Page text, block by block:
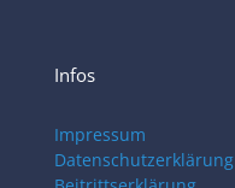
Infos
Impressum
Datenschutzerklärung